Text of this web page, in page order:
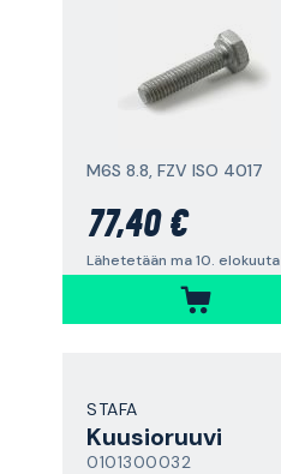
M6S 8.8, FZV ISO 4017
77,40 €
Lähetetään ma 10. elokuuta
STAFA
Kuusioruuvi
0101300032